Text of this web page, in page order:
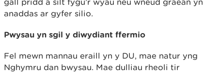
anaddas ar gyfer silio.
Pwysau yn sgil y diwydiant ffermio
Fel mewn mannau eraill yn y DU, mae natur yng
Nghymru dan bwysau. Mae dulliau rheoli tir